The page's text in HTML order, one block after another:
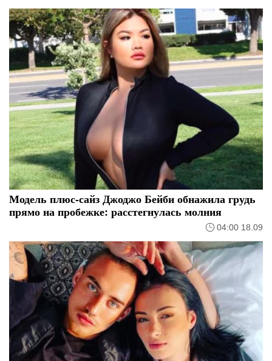
Модель плюс-сайз Джоджо Бейби обнажила грудь
прямо на пробежке: расстегнулась молния
04:00 18.09